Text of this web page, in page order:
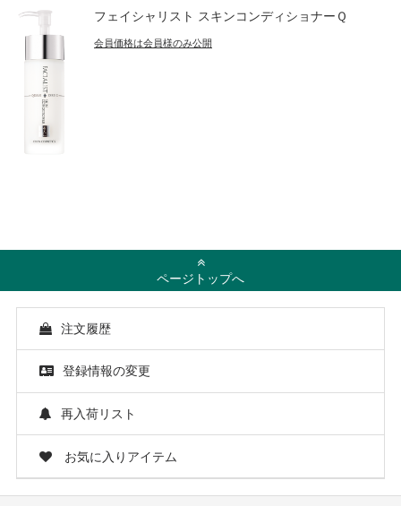
フェイシャリスト スキンコンディショナーＱ
会員価格は会員様のみ公開
ページトップへ
注文履歴
登録情報の変更
再入荷リスト
お気に入りアイテム